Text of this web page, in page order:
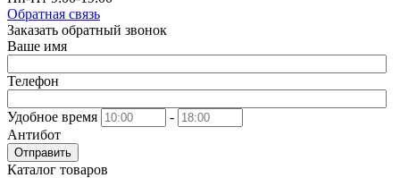
Обратная связь
Заказать обратный звонок
Ваше имя
Телефон
Удобное время
-
Антибот
Отправить
Каталог товаров